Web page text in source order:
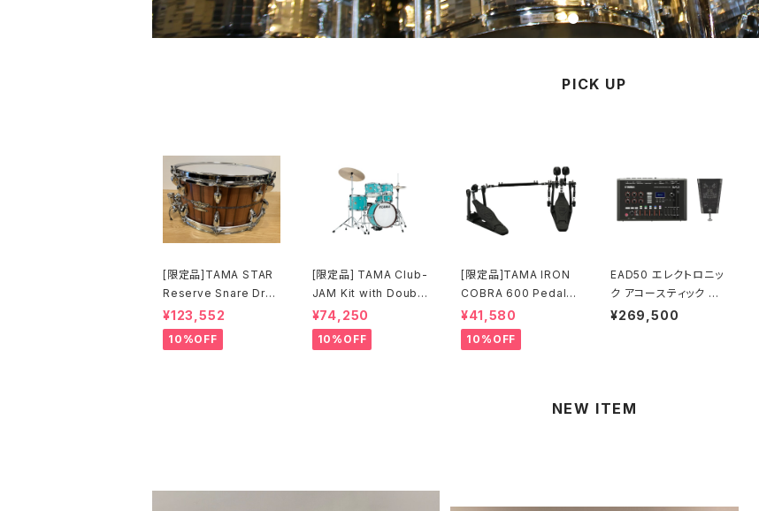
PICK UP
[限定品]TAMA STAR
Reserve Snare Dru
m G-Mahogany TG
HS1465S-SNT
¥123,552
10%OFF
[限定品] TAMA Club-
JAM Kit with Double
Tom Configuration
アクア・ブルー (AQB) L
JK56S-AQB
¥74,250
10%OFF
[限定品]TAMA IRON
COBRA 600 Pedal D
ARK SHADOW Editio
n Twin Pedal HP60
0DTWMB
¥41,580
10%OFF
EAD50 エレクトロニッ
ク アコースティック ドラ
ムモジュール
¥269,500
NEW ITEM